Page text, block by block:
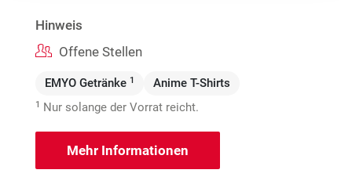
Hinweis
Offene Stellen
EMYO Getränke 1 Anime T-Shirts
1 Nur solange der Vorrat reicht.
Mehr Informationen